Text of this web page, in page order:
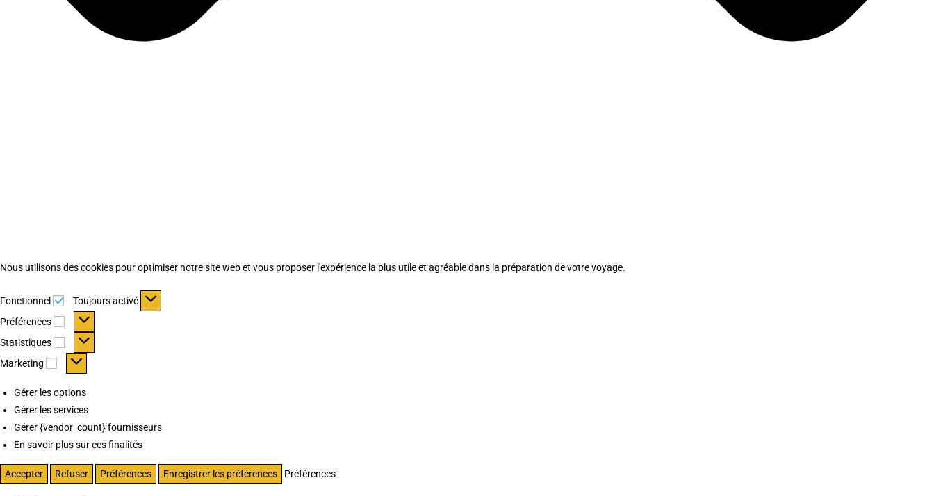
Nous utilisons des cookies pour optimiser notre site web et vous proposer l'expérience la plus utile et agréable dans la préparation de votre voyage.
Fonctionnel Fonctionnel
Toujours activé
Préférences
Préférences
Statistiques Statistiques
Marketing Marketing
Gérer les options
Gérer les services
Gérer {vendor_count} fournisseurs
En savoir plus sur ces finalités
Accepter Refuser Préférences Enregistrer les préférences Préférences